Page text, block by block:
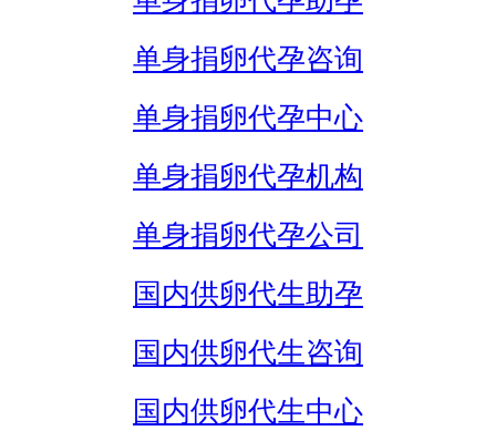
单身捐卵代孕咨询
单身捐卵代孕中心
单身捐卵代孕机构
单身捐卵代孕公司
国内供卵代生助孕
国内供卵代生咨询
国内供卵代生中心